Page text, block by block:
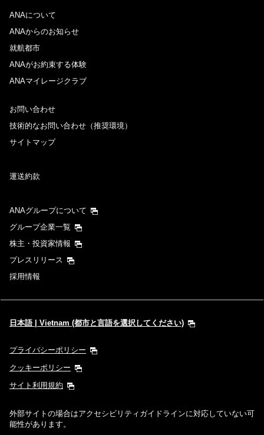
ANAについて
ANAからのお知らせ
就航都市
ANAがお約束する体験
ANAマイレージクラブ
お問い合わせ
技術的なお問い合わせ（推奨環境）
サイトマップ
運送約款
ANAグループについて
グループ企業一覧
株主・投資家情報
プレスリリース
採用情報
日本語 | Vietnam (都市と言語を選択してください)
プライバシーポリシー
クッキーポリシー
サイト利用規約
外部サイトの場合はアクセシビリティガイドラインに対応していない可
能性があります。